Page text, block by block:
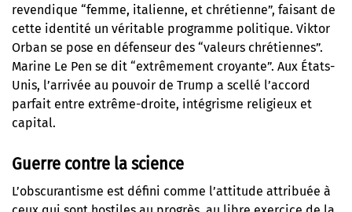
revendique “femme, italienne, et chrétienne”, faisant de
cette identité un véritable programme politique. Viktor
Orban se pose en défenseur des “valeurs chrétiennes”.
Marine Le Pen se dit “extrêmement croyante”. Aux États-
Unis, l’arrivée au pouvoir de Trump a scellé l’accord
parfait entre extrême-droite, intégrisme religieux et
capital.
Guerre contre la science
L’obscurantisme est défini comme l’attitude attribuée à